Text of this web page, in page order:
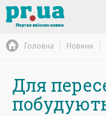
Головна Новини
Для